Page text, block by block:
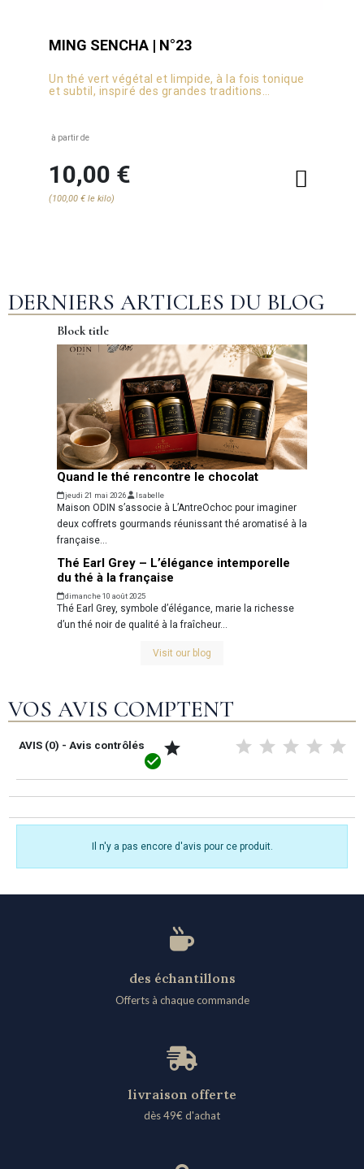
MING SENCHA | N°23
Un thé vert végétal et limpide, à la fois tonique
et subtil, inspiré des grandes traditions
à partir de
10,00 €
(100,00 € le kilo)
DERNIERS ARTICLES DU BLOG
Block title
Quand le thé rencontre le chocolat
jeudi 21 mai 2026 Isabelle
Maison ODIN s’associe à L’AntreOchoc pour imaginer
deux coffrets gourmands réunissant thé aromatisé à la
française...
Thé Earl Grey – L’élégance intemporelle
du thé à la française
dimanche 10 août 2025
Thé Earl Grey, symbole d’élégance, marie la richesse
d’un thé noir de qualité à la fraîcheur...
Visit our blog
VOS AVIS COMPTENT

AVIS (0) - Avis contrôlés

Il n'y a pas encore d'avis pour ce produit.
des échantillons
Offerts à chaque commande
livraison offerte
dès 49€ d'achat​